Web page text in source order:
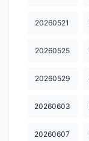
20260521
20260525
20260529
20260603
20260607